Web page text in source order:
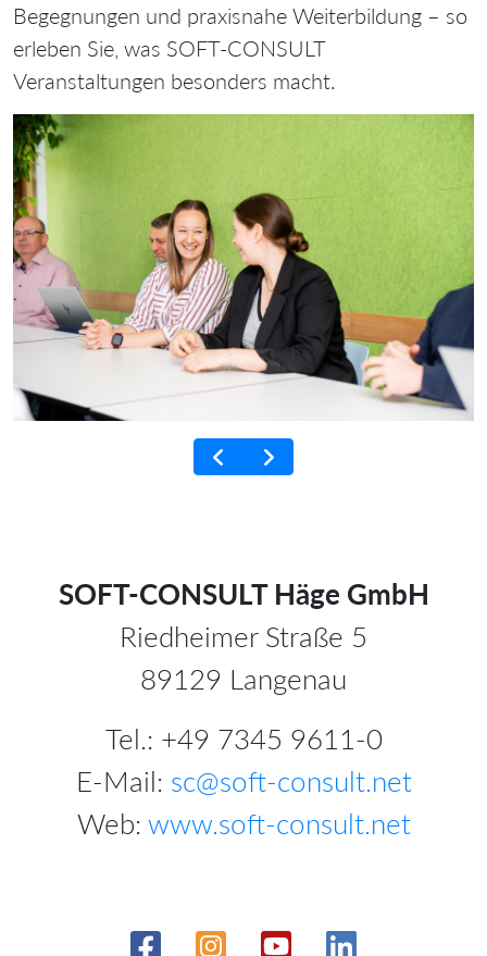
Begegnungen und praxisnahe Weiterbildung – so
erleben Sie, was SOFT‑CONSULT
Veranstaltungen besonders macht.
Previous
Next
SOFT-CONSULT Häge GmbH
Riedheimer Straße 5
89129 Langenau
Tel.: +49 7345 9611-0
E-Mail: sc@soft-consult.net
Web: www.soft-consult.net